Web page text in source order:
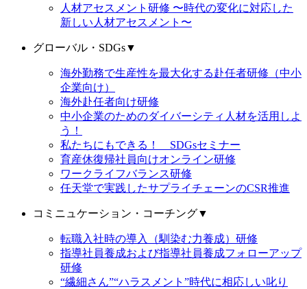
人材アセスメント研修 〜時代の変化に対応した
新しい人材アセスメント〜
グローバル・SDGs▼
海外勤務で生産性を最大化する赴任者研修（中小
企業向け）
海外赴任者向け研修
中小企業のためのダイバーシティ人材を活用しよ
う！
私たちにもできる！ SDGsセミナー
育産休復帰社員向けオンライン研修
ワークライフバランス研修
任天堂で実践したサプライチェーンのCSR推進
コミニュケーション・コーチング▼
転職入社時の導入（馴染む力養成）研修
指導社員養成および指導社員養成フォローアップ
研修
“繊細さん”“ハラスメント”時代に相応しい叱り